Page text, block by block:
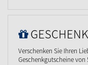
Verschenken Sie Ihren
Geschenkgutscheine von